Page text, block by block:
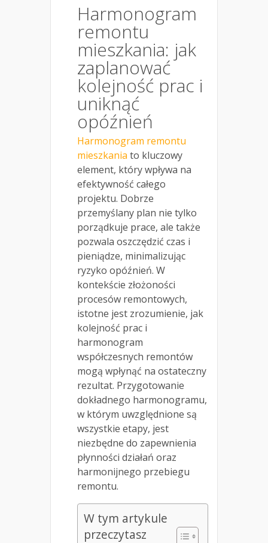
Harmonogram
remontu
mieszkania: jak
zaplanować
kolejność prac i
uniknąć
opóźnień
Harmonogram remontu
mieszkania to kluczowy
element, który wpływa na
efektywność całego
projektu. Dobrze
przemyślany plan nie tylko
porządkuje prace, ale także
pozwala oszczędzić czas i
pieniądze, minimalizując
ryzyko opóźnień. W
kontekście złożoności
procesów remontowych,
istotne jest zrozumienie, jak
kolejność prac i
harmonogram
współczesnych remontów
mogą wpłynąć na ostateczny
rezultat. Przygotowanie
dokładnego harmonogramu,
w którym uwzględnione są
wszystkie etapy, jest
niezbędne do zapewnienia
płynności działań oraz
harmonijnego przebiegu
remontu.
W tym artykule
przeczytasz